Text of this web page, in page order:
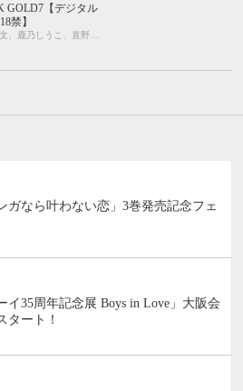
GOLD7【デジタル
禁】
池 玲文、鹿乃しうこ、直野儚羅、門地かおり、みなみ遥、五城タイガ、一二三もげぞう、岸虎次郎、天河 藍、はざま、師走の翁
ガなら叶わない恋」3巻発売記念フェ
イ35周年記念展 Boys in Love」大阪会
ート！